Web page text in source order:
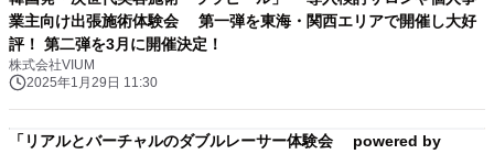
業主向け出張施術体験会 第一弾を東海・関西エリアで開催し大好
評！ 第二弾を3月に開催決定！
株式会社VIUM
2025年1月29日 11:30
「リアルとバーチャルのダブルレーサー体験会 powered by